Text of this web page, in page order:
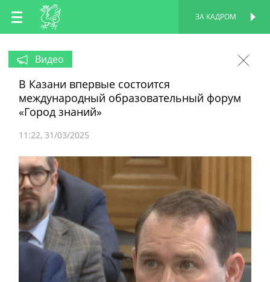
RU
EN
ЗА КАДРОМ
Видео
В Казани впервые состоится
международный образовательный форум
«Город знаний»
11:22 31/03/2025
ПЕРСОНАЛЬНАЯ